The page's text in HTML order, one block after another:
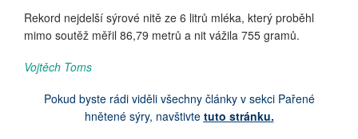
Rekord nejdelší sýrové nitě ze 6 litrů mléka, který proběhl
mimo soutěž měřil 86,79 metrů a nit vážila 755 gramů.
Vojtěch Toms
Pokud byste rádi viděli všechny články v sekci Pařené
hnětené sýry, navštivte tuto stránku.